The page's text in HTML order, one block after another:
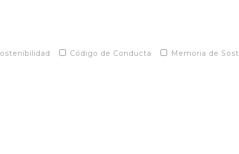
Código de Conducta Memoria de